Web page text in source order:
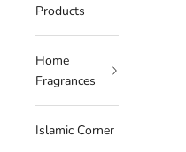
Products
Home
Fragrances
Islamic Corner